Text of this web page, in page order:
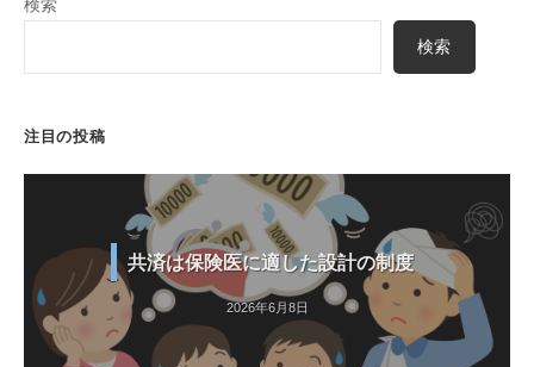
検索
検索
注目の投稿
共済は保険医に適した設計の制度
2026年6月8日